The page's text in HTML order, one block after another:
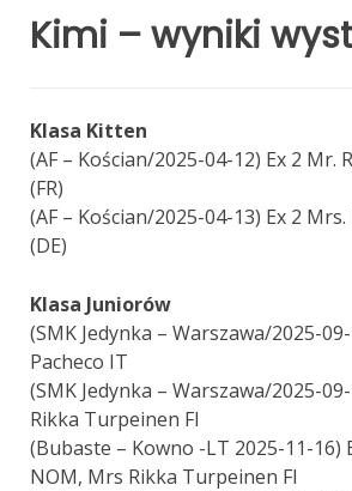
Kimi – wyniki
Klasa Kitten
(AF – Kościan/2025-04-12) Ex 2 Mr.
(FR)
(AF – Kościan/2025-04-13) Ex 2
(DE)
Klasa Juniorów
(SMK Jedynka – Warszawa/2025-
Pacheco IT
(SMK Jedynka – Warszawa/2025-
Rikka Turpeinen FI
(Bubaste – Kowno -LT 2025-11-16)
NOM, Mrs Rikka Turpeinen FI